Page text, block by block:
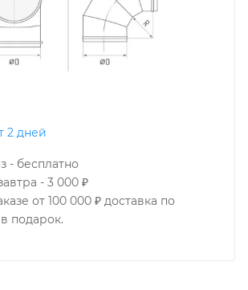
2 дней
- бесплатно
- 3 000 ₽
от 100 000 ₽ доставка по
подарок.